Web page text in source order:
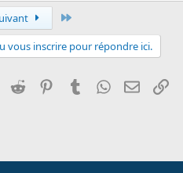
vous inscrire pour répondre ici.
LinkedInReddit PinterestTumblrWhatsApp
Email